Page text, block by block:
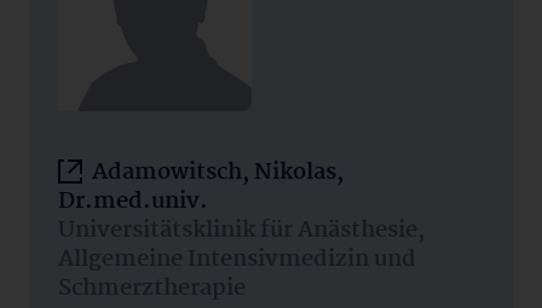
Adamowitsch, Nikolas,
Dr.med.univ.
Universitätsklinik für Anästhesie,
Allgemeine Intensivmedizin und
Schmerztherapie